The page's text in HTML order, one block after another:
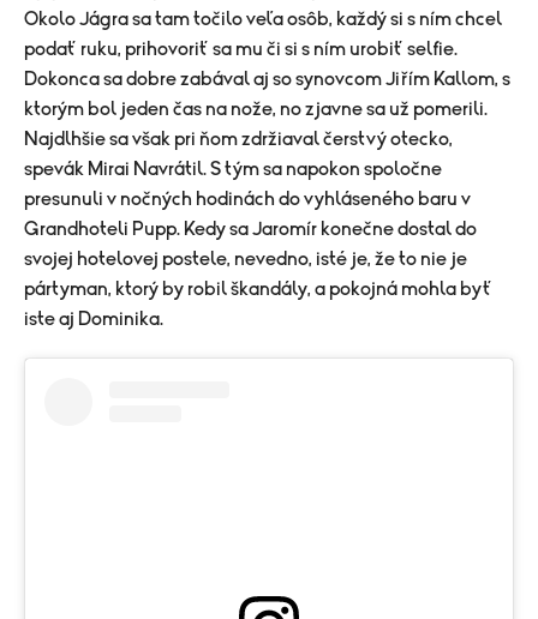
Okolo Jágra sa tam točilo veľa osôb, každý si s ním chcel
podať ruku, prihovoriť sa mu či si s ním urobiť selfie.
Dokonca sa dobre zabával aj so synovcom Jiřím Kallom, s
ktorým bol jeden čas na nože, no zjavne sa už pomerili.
Najdlhšie sa však pri ňom zdržiaval čerstvý otecko,
spevák Mirai Navrátil. S tým sa napokon spoločne
presunuli v nočných hodinách do vyhláseného baru v
Grandhoteli Pupp. Kedy sa Jaromír konečne dostal do
svojej hotelovej postele, nevedno, isté je, že to nie je
pártyman, ktorý by robil škandály, a pokojná mohla byť
iste aj Dominika.